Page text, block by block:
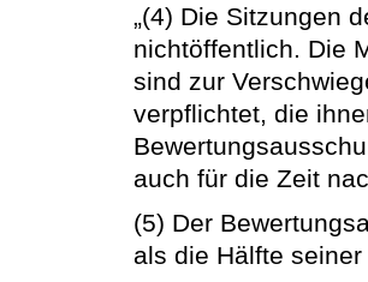
„(4) Die Sitzungen
nichtöffentlich. Die
sind zur
verpflichtet, die
auch für die Zeit
(5) Der
als die Hälfte